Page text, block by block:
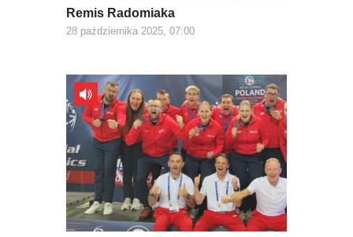
Remis Radomiaka
28 października 2025, 07:00